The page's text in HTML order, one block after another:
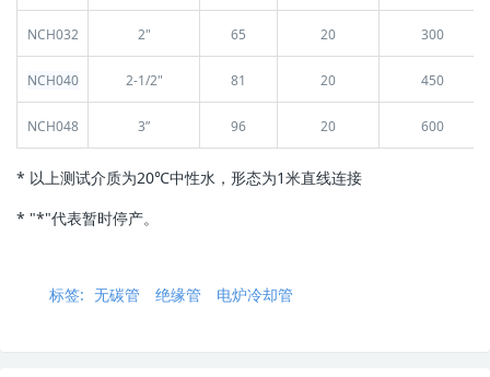
NCH032 2" 65 20 300
NCH040 2-1/2" 81 20 450
NCH048 3” 96 20 600
* 以上测试介质为20℃中性水，形态为1米直线连接
* "*"代表暂时停产。
标签: 无碳管 绝缘管 电炉冷却管